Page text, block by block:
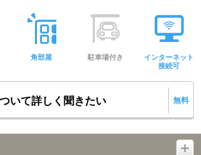
角部屋 駐車場付き
インターネット
接続可
いて詳しく聞きたい 無料